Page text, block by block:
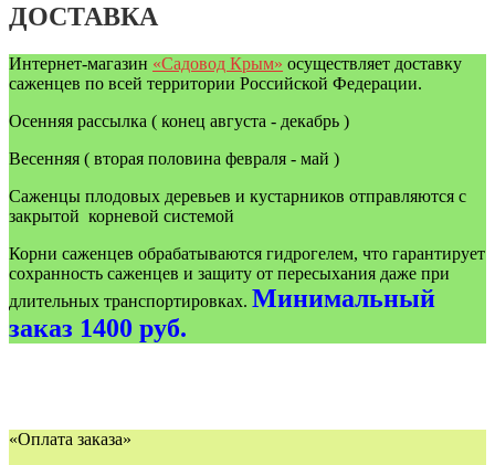
ДОСТАВКА
Интернет-магазин «Садовод Крым» осуществляет доставку
саженцев по всей территории Российской Федерации.
Осенняя рассылка ( конец августа - декабрь )
Весенняя ( вторая половина февраля - май )
Саженцы плодовых деревьев и кустарников отправляются с
закрытой корневой системой
Корни саженцев обрабатываются гидрогелем, что гарантирует
сохранность саженцев и защиту от пересыхания даже при
длительных транспортировках. Минимальный
заказ 1400 руб.
«Оплата заказа»